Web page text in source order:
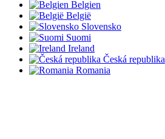
Belgien
België
Slovensko
Suomi
Ireland
Česká republika
Romania